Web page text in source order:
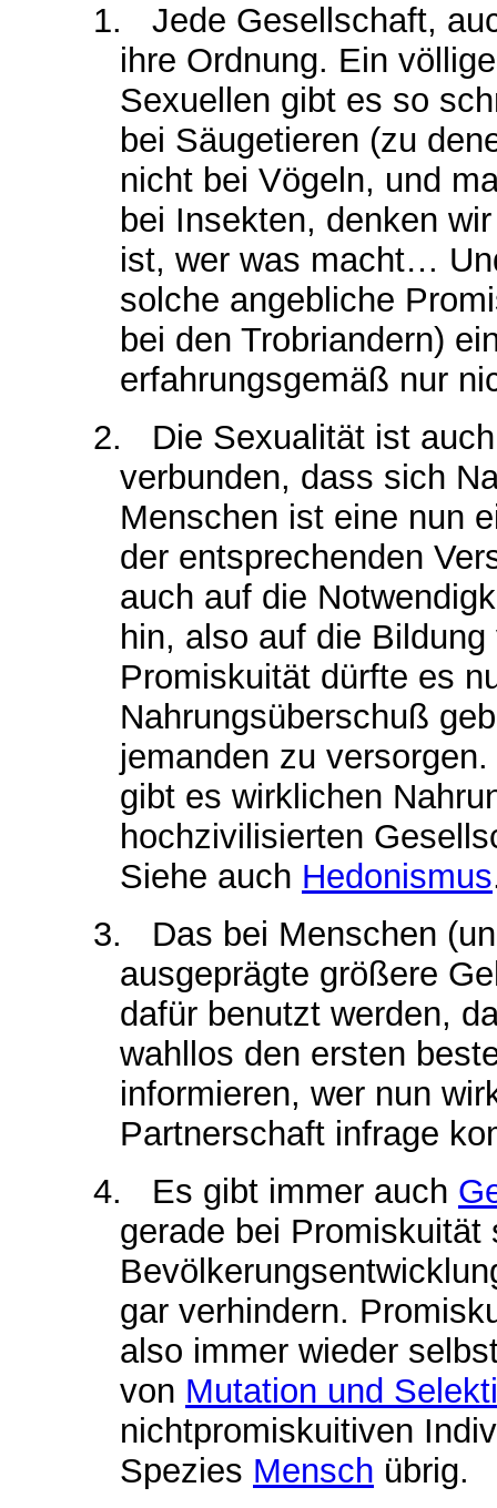
1.
Jede Gesellschaft,
ihre Ordnung. Ein
Sexuellen gibt es so
bei Säugetieren (zu
nicht bei Vögeln, und
bei Insekten, denken
ist, wer was macht…
solche angebliche
bei den Trobriandern)
erfahrungsgemäß nur
2.
Die Sexualität ist
verbunden, dass sich
Menschen ist eine nun
der entsprechenden
auch auf die
hin, also auf die
Promiskuität dürfte es
Nahrungsüberschuß
jemanden zu
gibt es wirklichen
hochzivilisierten
Siehe auch Hedonismus
3.
Das bei Menschen
ausgeprägte größere
dafür benutzt werden,
wahllos den ersten
informieren, wer nun
Partnerschaft infrage
4.
Es gibt immer auch
gerade bei
gar verhindern.
also immer wieder
von Mutation und
nichtpromiskuitiven
Spezies Mensch übrig.